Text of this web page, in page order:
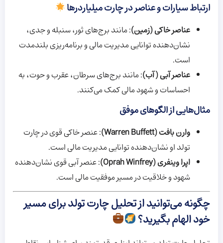
ارتباط سیارات و عناصر در چارت میلیاردرها
عناصر خاکی (زمین): مانند برج‌های ثور، سنبله و جدی،
نشان‌دهنده توانایی مدیریت مالی و برنامه‌ریزی بلندمدت
است.
عناصر آبی (آب): مانند برج‌های سرطان، عقرب و حوت، به
احساسات و شهود مالی کمک می‌کنند.
مثال‌هایی از الگوهای موفق
وارن بافت (Warren Buffett)
: عنصر خاکی قوی در چارت
تولد او نشان‌دهنده توانایی مدیریت مالی است.
اپرا وینفری (Oprah Winfrey)
: عنصر آبی قوی نشان‌دهنده
شهود و خلاقیت در مسیر موفقیت مالی است.
چگونه می‌توانید از تحلیل چارت تولد برای مسیر
خود الهام بگیرید؟